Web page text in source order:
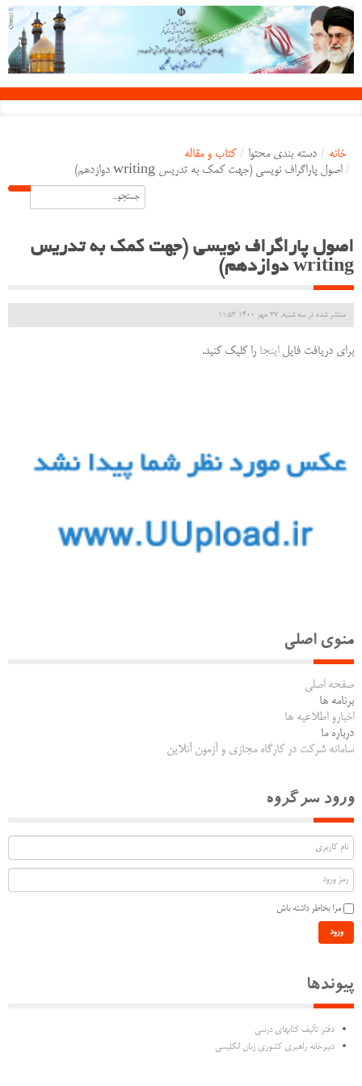
خانه / دسته بندی محتوا / کتاب و مقاله
/ اصول پاراگراف نویسی (جهت کمک به تدریس writing دوازدهم)
اصول پاراگراف نویسی (جهت کمک به تدریس
writing دوازدهم)
منتشر شده در سه شنبه, 27 مهر 1400 11:53
برای دریافت فایلاینجا را کلیک کنید.
منوی اصلی
صفحه اصلی
برنامه ها
اخبارو اطلاعیه ها
درباره ما
سامانه شرکت در کارگاه مجازی و آزمون آنلاین
ورود سرگروه
مرا بخاطر داشته باش
ورود
پیوندها
دفتر تألیف كتابهاي درسي
دبیرخانه راهبری کشوری زبان انگلیسی